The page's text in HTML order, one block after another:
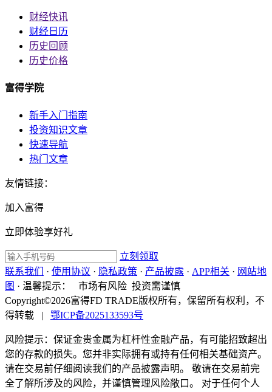
财经快讯
财经日历
历史回顾
历史价格
富得学院
新手入门指南
投资知识文章
快速导航
热门文章
友情链接：
加入富得
立即体验享好礼
立刻领取
联系我们
· 使用协议 · 隐私政策 · 产品披露 · APP相关 · 网站地
图 · 温馨提示：
市场有风险 投资需谨慎
Copyright©2026富得FD TRADE版权所有，保留所有权利，不
得转载
| 鄂ICP备2025133593号
风险提示：保证金贵金属为杠杆性金融产品，有可能招致超出
您的存款的损失。您并非实际拥有或持有任何相关基础资产。
请在交易前仔细阅读我们的产品披露声明。 敬请在交易前完
全了解所涉及的风险，并谨慎管理风险敞口。 对于任何个人